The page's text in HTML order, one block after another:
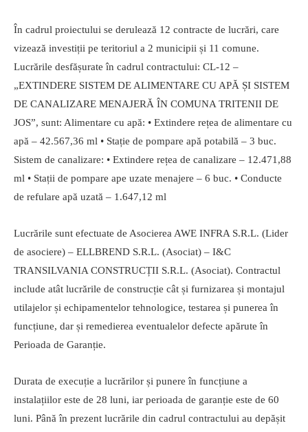
În cadrul proiectului se derulează 12 contracte de lucrări, care
vizează investiții pe teritoriul a 2 municipii și 11 comune.
Lucrările desfășurate în cadrul contractului: CL-12 –
„EXTINDERE SISTEM DE ALIMENTARE CU APĂ ȘI SISTEM
DE CANALIZARE MENAJERĂ ÎN COMUNA TRITENII DE
JOS”, sunt: Alimentare cu apă: • Extindere rețea de alimentare cu
apă – 42.567,36 ml • Stație de pompare apă potabilă – 3 buc.
Sistem de canalizare: • Extindere rețea de canalizare – 12.471,88
ml • Stații de pompare ape uzate menajere – 6 buc. • Conducte
de refulare apă uzată – 1.647,12 ml
Lucrările sunt efectuate de Asocierea AWE INFRA S.R.L. (Lider
de asociere) – ELLBREND S.R.L. (Asociat) – I&C
TRANSILVANIA CONSTRUCȚII S.R.L. (Asociat). Contractul
include atât lucrările de construcție cât și furnizarea și montajul
utilajelor și echipamentelor tehnologice, testarea și punerea în
funcțiune, dar și remedierea eventualelor defecte apărute în
Perioada de Garanție.
Durata de execuție a lucrărilor și punere în funcțiune a
instalațiilor este de 28 luni, iar perioada de garanție este de 60
luni. Până în prezent lucrările din cadrul contractului au depășit